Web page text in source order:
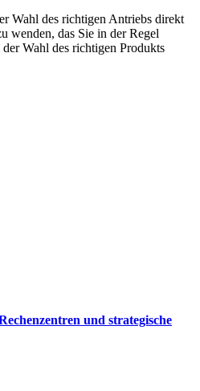
Wahl des richtigen Antriebs direkt
wenden, das Sie in der Regel
Wahl des richtigen Produkts
und strategische